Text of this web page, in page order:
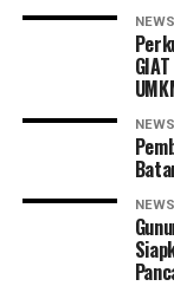
Argumen Tri
warga yang
lalu.Tetapi
ta’mir masjid
kampungnya ia
“Internet
mulai setuju,
NEWS
NEWS
NEWS